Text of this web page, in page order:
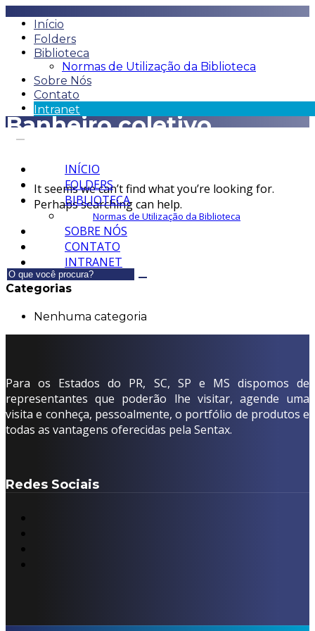
Início
Folders
Biblioteca
Normas de Utilização da Biblioteca
Sobre Nós
Contato
Intranet
INÍCIO
FOLDERS
BIBLIOTECA
Normas de Utilização da Biblioteca
SOBRE NÓS
CONTATO
INTRANET
Banheiro coletivo
It seems we can’t find what you’re looking for.
Perhaps searching can help.
Categorias
Nenhuma categoria
Para os Estados do PR, SC, SP e MS dispomos de
representantes que poderão lhe visitar, agende uma
visita e conheça, pessoalmente, o portfólio de produtos e
todas as vantagens oferecidas pela Sentax.
Redes Sociais